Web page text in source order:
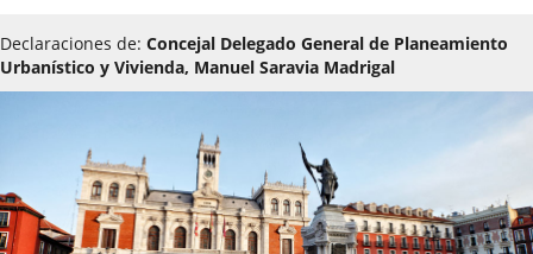
Declaraciones de: Concejal Delegado General de Planeamiento
Urbanístico y Vivienda, Manuel Saravia Madrigal